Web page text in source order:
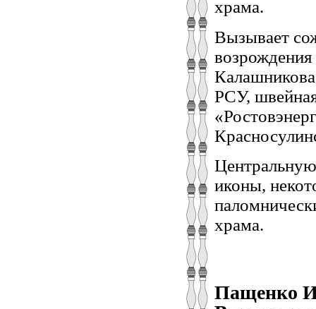
храма.
Вызывает
РСУ,
иконы,
храма.
Пащенко